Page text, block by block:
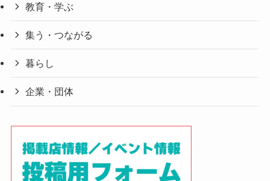
教育・学ぶ
集う・つながる
暮らし
企業・団体